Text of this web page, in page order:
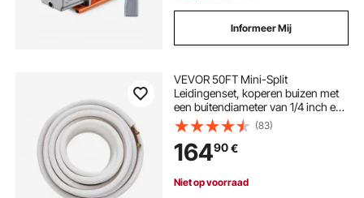
Informeer Mij
VEVOR 50FT Mini-Split
Leidingenset, koperen buizen met
een buitendiameter van 1/4 inch en
3/8 inch en drievoudige isolatie,
voor mini-split airconditioners,
koel- of warmtepompsystemen en
HVAC-systemen.
(83)
16490€
Niet op voorraad